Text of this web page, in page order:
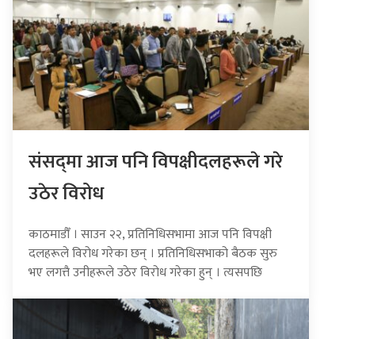
संसद्‍मा आज पनि विपक्षीदलहरूले गरे
उठेर विरोध
काठमाडौँ । साउन २२, प्रतिनिधिसभामा आज पनि विपक्षी
दलहरूले विरोध गरेका छन् । प्रतिनिधिसभाको बैठक सुरु
भए लगत्तै उनीहरूले उठेर विरोध गरेका हुन् । त्यसपछि